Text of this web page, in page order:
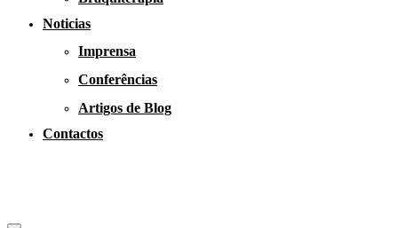
Noticias
Imprensa
Conferências
Artigos de Blog
Contactos